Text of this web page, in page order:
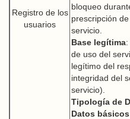
Registro de los
usuarios
bloqueo
prescripción
servicio.
Base legítima
de uso del
legítimo del
integridad del
servicio).
Tipología de
Datos básicos